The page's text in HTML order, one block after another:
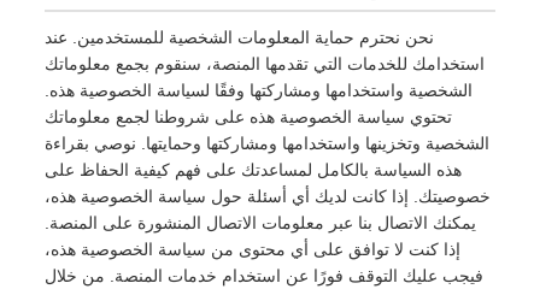
نحن نحترم حماية المعلومات الشخصية للمستخدمين. عند
استخدامك للخدمات التي تقدمها المنصة، سنقوم بجمع معلوماتك
الشخصية واستخدامها ومشاركتها وفقًا لسياسة الخصوصية هذه.
تحتوي سياسة الخصوصية هذه على شروطنا لجمع معلوماتك
الشخصية وتخزينها واستخدامها ومشاركتها وحمايتها. نوصي بقراءة
هذه السياسة بالكامل لمساعدتك على فهم كيفية الحفاظ على
خصوصيتك. إذا كانت لديك أي أسئلة حول سياسة الخصوصية هذه،
يمكنك الاتصال بنا عبر معلومات الاتصال المنشورة على المنصة.
إذا كنت لا توافق على أي محتوى من سياسة الخصوصية هذه،
فيجب عليك التوقف فورًا عن استخدام خدمات المنصة. من خلال